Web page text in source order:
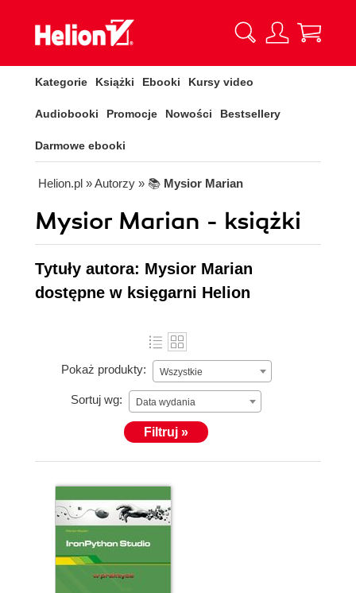
Kategorie Książki Ebooki Kursy video
Audiobooki Promocje Nowości Bestsellery
Darmowe ebooki
Helion.pl » Autorzy » 📚 Mysior Marian
Mysior Marian - książki
Tytuły autora: Mysior Marian
dostępne w księgarni Helion
Pokaż produkty: Wszystkie
Sortuj wg: Data wydania
Filtruj »